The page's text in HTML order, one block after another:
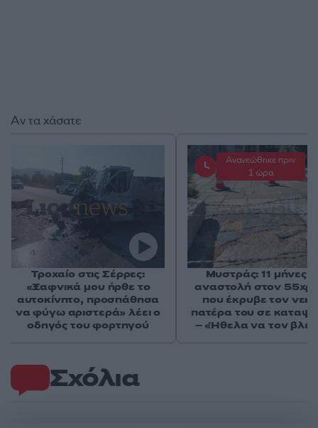
Σχόλια
Αν τα χάσατε
Τροχαίο στις Σέρρες:
«Ξαφνικά μου ήρθε το
αυτοκίνητο, προσπάθησα
να φύγω αριστερά» λέει ο
οδηγός του φορτηγού
Ανανεώθηκε πριν
1 ώρα
Μυστράς: 11 μήνες
αναστολή στον
που έκρυβε τον
πατέρα του σε
– «Ήθελα να τον